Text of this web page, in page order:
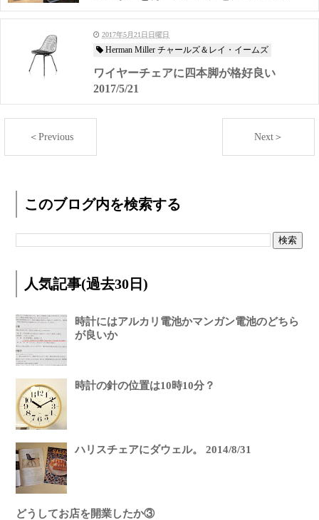
2017年5月21日日曜日
Herman Miller チャールズ＆レイ・イームズ
ワイヤーチェアに四本脚が格好良い
2017/5/21
＜Previous Next＞
このブログ内を検索する
人気記事(過去30日)
時計にはアルカリ電池かマンガン電池のどちら
が良いか
時計の針の位置は10時10分？
ハリスチェアにダウェル。 2014/8/31
どうしてお店を開業したか③